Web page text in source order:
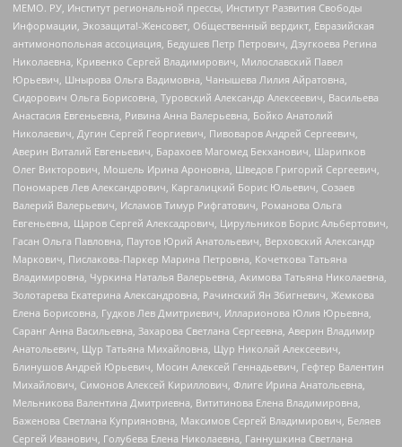
МЕМО. РУ, Институт региональной прессы, Институт Развития Свободы
Информации, Экозащита!-Женсовет, Общественный вердикт, Евразийская
антимонопольная ассоциация, Бедушев Петр Петрович, Дзугкоева Регина
Николаевна, Кривенко Сергей Владимирович, Милославский Павел
Юрьевич, Шнырова Ольга Вадимовна, Чанышева Лилия Айратовна,
Сидорович Ольга Борисовна, Туровский Александр Алексеевич, Васильева
Анастасия Евгеньевна, Ривина Анна Валерьевна, Бойко Анатолий
Николаевич, Дугин Сергей Георгиевич, Пивоваров Андрей Сергеевич,
Аверин Виталий Евгеньевич, Барахоев Магомед Бекханович, Шарипков
Олег Викторович, Мошель Ирина Ароновна, Шведов Григорий Сергеевич,
Пономарев Лев Александрович, Каргалицкий Борис Юльевич, Созаев
Валерий Валерьевич, Исламов Тимур Рифгатович, Романова Ольга
Евгеньевна, Щаров Сергей Алексадрович, Цирульников Борис Альбертович,
Гасан Ольга Павловна, Паутов Юрий Анатольевич, Верховский Александр
Маркович, Пислакова-Паркер Марина Петровна, Кочеткова Татьяна
Владимировна, Чуркина Наталья Валерьевна, Акимова Татьяна Николаевна,
Золотарева Екатерина Александровна, Рачинский Ян Збигневич, Жемкова
Елена Борисовна, Гудков Лев Дмитриевич, Илларионова Юлия Юрьевна,
Саранг Анна Васильевна, Захарова Светлана Сергеевна, Аверин Владимир
Анатольевич, Щур Татьяна Михайловна, Щур Николай Алексеевич,
Блинушов Андрей Юрьевич, Мосин Алексей Геннадьевич, Гефтер Валентин
Михайлович, Симонов Алексей Кириллович, Флиге Ирина Анатольевна,
Мельникова Валентина Дмитриевна, Вититинова Елена Владимировна,
Баженова Светлана Куприяновна, Максимов Сергей Владимирович, Беляев
Сергей Иванович, Голубева Елена Николаевна, Ганнушкина Светлана